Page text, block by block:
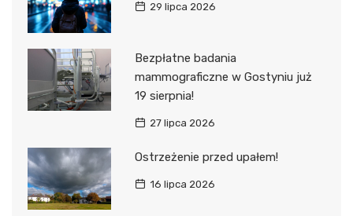
29 lipca 2026
Bezpłatne badania
mammograficzne w Gostyniu już
19 sierpnia!
27 lipca 2026
Ostrzeżenie przed upałem!
16 lipca 2026